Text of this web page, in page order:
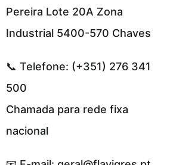
Pereira Lote 20A Zona
Industrial 5400-570 Chaves
📞 Telefone: (+351) 276 341
500
Chamada para rede fixa
nacional